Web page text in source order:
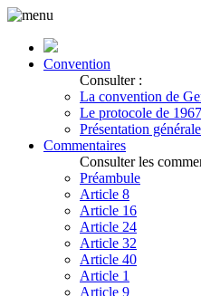
Convention
Consulter :
La convention de
Le protocole de 1967
Présentation générale
Commentaires
Consulter les
Préambule
Article 8
Article 16
Article 24
Article 32
Article 40
Article 1
Article 9